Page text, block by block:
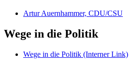
Artur Auernhammer, CDU/CSU
Wege in die Politik
Wege in die Politik (Interner Link)